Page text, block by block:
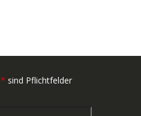
* sind Pflichtfelder